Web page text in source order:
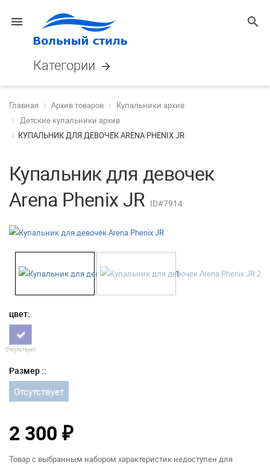
menu search
Категории arrow_forward
Главная Архив товаров
Купальники архив
Детские купальники архив
КУПАЛЬНИК ДЛЯ ДЕВОЧЕК ARENA PHENIX JR
Купальник для девочек
Arena Phenix JR ID#7914
цвет:
Отсутствует
Размер ::
Отсутствует
2 300 ₽
Товар с выбранным набором характеристик недоступен для